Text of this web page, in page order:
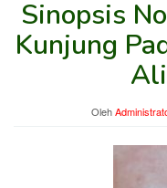
Sinopsis
Kunjung
Oleh